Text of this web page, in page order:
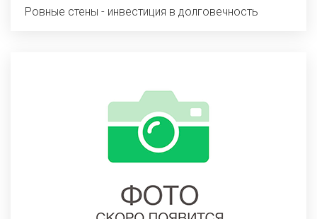
Ровные стены - инвестиция в долговечность